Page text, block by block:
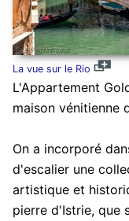
La vue sur le Rio
L'Appartement
maison vénitienne
On a incorporé
d'escalier une
artistique et
pierre d'Istrie, que